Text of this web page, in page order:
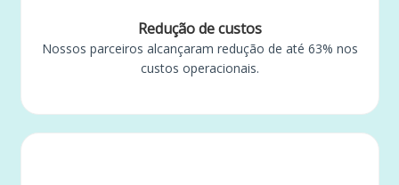
Redução de custos
Nossos parceiros alcançaram redução de até 63% nos
custos operacionais.